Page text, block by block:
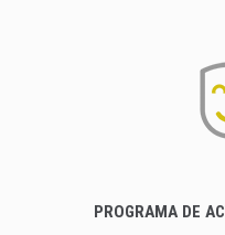
PROGRAMA DE